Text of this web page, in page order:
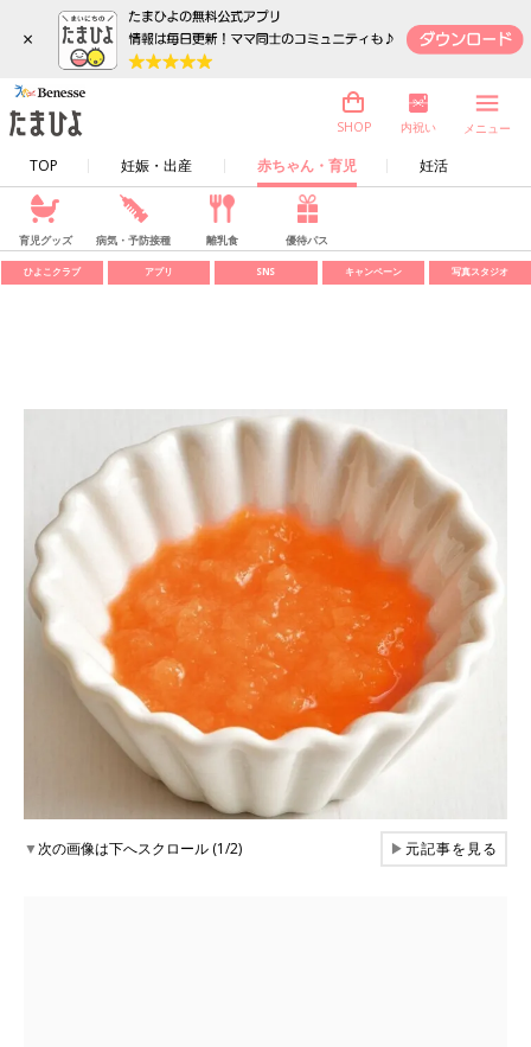
×
TOP 妊娠・出産 赤ちゃん・育児 妊活
SHOP 内祝い メニュー
育児グッズ 病気・予防接種 離乳食 優待パス
ひよこクラブ アプリ SNS キャンペーン 写真スタジオ
▼次の画像は下へスクロール (1/2) ▶元記事を見る